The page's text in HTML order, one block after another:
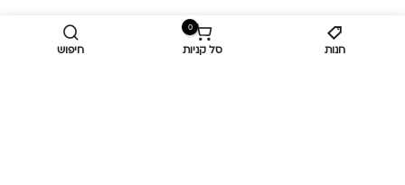
חנות
0
סל קניות חיפוש